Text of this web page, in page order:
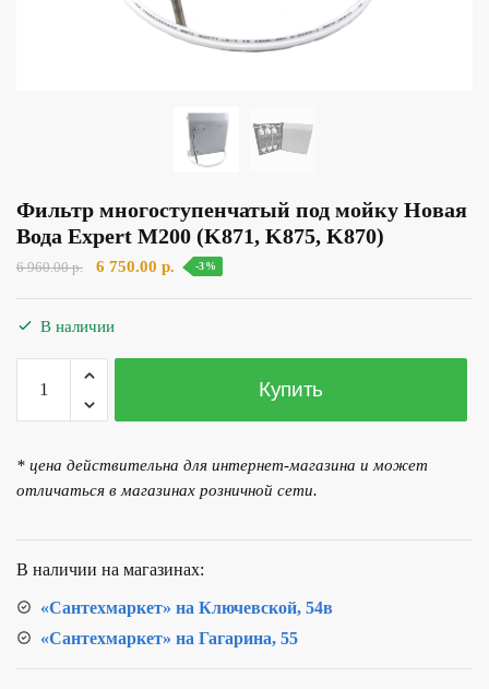
Фильтр многоступенчатый под мойку Новая
Вода Expert M200 (K871, K875, K870)
6 960.00р.
Первоначальная
960.00 р..
6 750.00 р. Текущая
-3%
В наличии
Количество
товара
Фильтр
под
мойку
Expert
M200
(K871,
Купить
* цена действительна для интернет-магазина и может
отличаться в магазинах розничной сети.
В наличии на магазинах:
«Сантехмаркет» на Ключевской, 54в
«Сантехмаркет» на Гагарина, 55